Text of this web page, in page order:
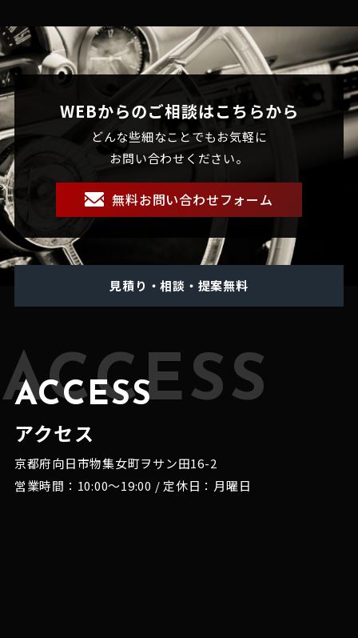
WEBからのご相談はこちらから
どんな些細なことでもお気軽に
お問い合わせください。
無料お問い合わせフォーム
見積り・相談・提案無料
ACCESS
ACCESS
アクセス
京都府向日市物集女町ヲサン田16-2
営業時間：10:00～19:00 / 定休日：月曜日